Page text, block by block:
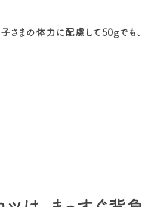
さまの体力に配慮して50gでも